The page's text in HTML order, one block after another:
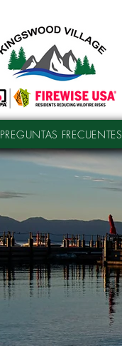
PREGUNTAS FRECUENTES